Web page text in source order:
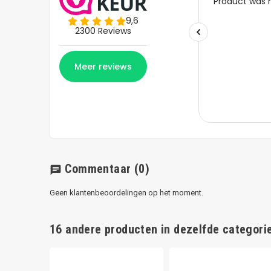
chat Commentaar (0)
Geen klantenbeoordelingen op het moment.
16 andere producten in dezelfde